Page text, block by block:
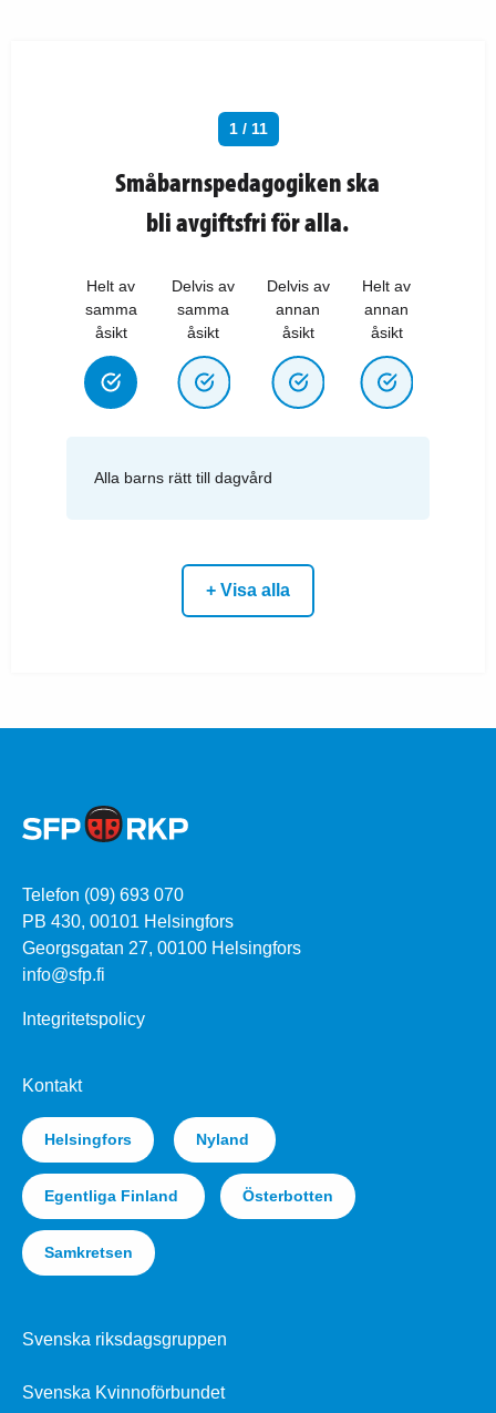
1 / 11
Småbarnspedagogiken ska
bli avgiftsfri för alla.
Helt av
samma
åsikt
Delvis av
samma
åsikt
Delvis av
annan
åsikt
Helt av
annan
åsikt
Alla barns rätt till dagvård
+ Visa alla
Telefon (09) 693 070
PB 430, 00101 Helsingfors
Georgsgatan 27, 00100 Helsingfors
info@sfp.fi
Integritetspolicy
Kontakt
Helsingfors Nyland
Egentliga Finland Österbotten
Samkretsen
Svenska riksdagsgruppen
Svenska Kvinnoförbundet